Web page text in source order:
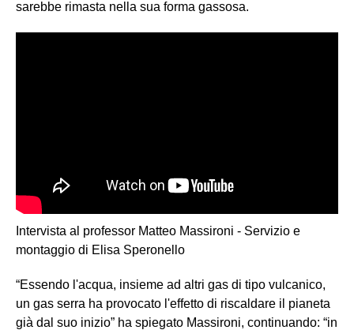
sarebbe rimasta nella sua forma gassosa.
Intervista al professor Matteo Massironi - Servizio e
montaggio di Elisa Speronello
“Essendo l'acqua, insieme ad altri gas di tipo vulcanico,
un gas serra ha provocato l'effetto di riscaldare il pianeta
già dal suo inizio” ha spiegato Massironi, continuando: “in